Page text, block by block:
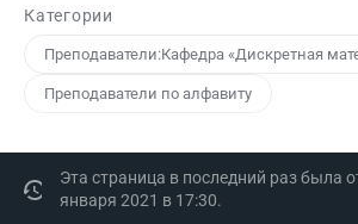
Категории
Преподаватели:Кафедра «Дискретная
Преподаватели по алфавиту
Эта страница в последний раз была
января 2021 в 17:30.